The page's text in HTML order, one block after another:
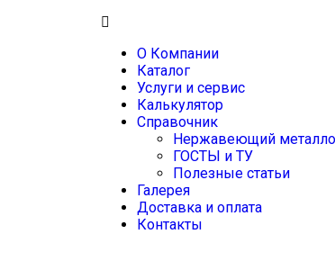
О Компании
Каталог
Услуги и сервис
Калькулятор
Справочник
Нержавеющий
ГОСТЫ и ТУ
Полезные статьи
Галерея
Доставка и оплата
Контакты